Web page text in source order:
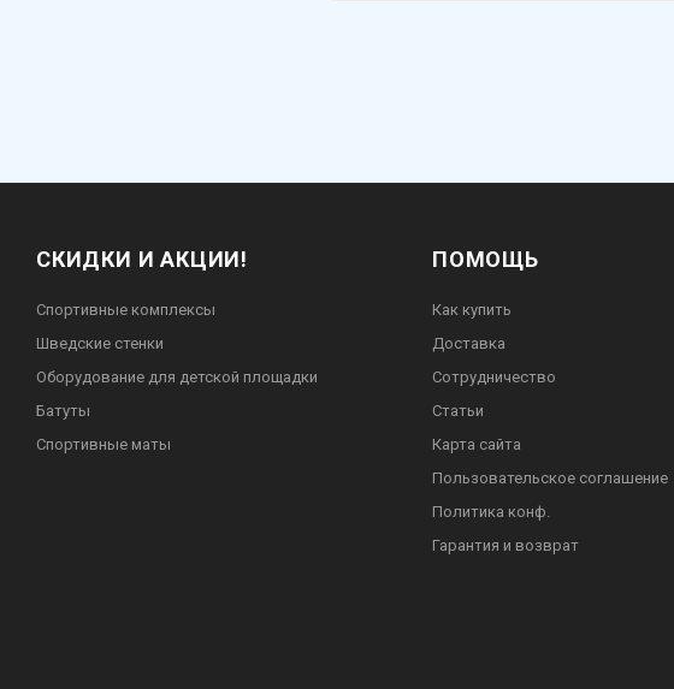
СКИДКИ И АКЦИИ!
Спортивные комплексы
Шведские стенки
Оборудование для детской площадки
Батуты
Спортивные маты
ПОМОЩЬ
Как купить
Доставка
Сотрудничество
Статьи
Карта сайта
Пользовательское соглашение
Политика конф.
Гарантия и возврат